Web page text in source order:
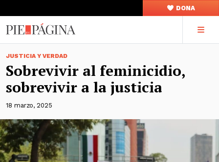
DONA
JUSTICIA Y VERDAD
Sobrevivir al feminicidio,
sobrevivir a la justicia
18 marzo, 2025